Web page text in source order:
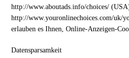
http://www.aboutads.info/choices/
http://www.youronlinechoices.com/uk/
erlauben es Ihnen, Online-Anzeigen-
Datensparsamkeit